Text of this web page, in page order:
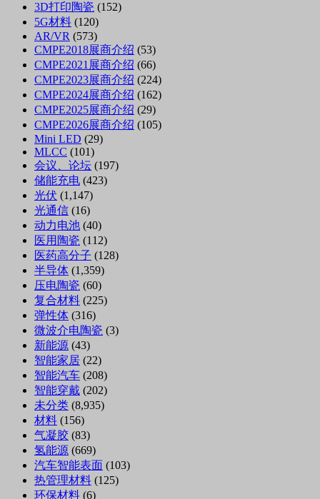
3D打印陶瓷 (152)
5G材料 (120)
AR/VR (573)
CMPE2018展商介绍 (53)
CMPE2021展商介绍 (66)
CMPE2023展商介绍 (224)
CMPE2024展商介绍 (162)
CMPE2025展商介绍 (29)
CMPE2026展商介绍 (105)
Mini LED (29)
MLCC (101)
会议、论坛 (197)
储能充电 (423)
光伏 (1,147)
光通信 (16)
动力电池 (40)
医用陶瓷 (112)
医药高分子 (128)
半导体 (1,359)
压电陶瓷 (60)
复合材料 (225)
弹性体 (316)
微波介电陶瓷 (3)
新能源 (43)
智能家居 (22)
智能汽车 (208)
智能穿戴 (202)
未分类 (8,935)
材料 (156)
气凝胶 (83)
氢能源 (669)
汽车智能表面 (103)
热管理材料 (125)
环保材料 (6)